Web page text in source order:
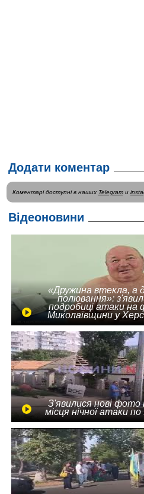
Додати коментар
Коментарі доступні в наших Telegramи
Відеоновини
«Дружина втекла, а
полювання»:
подробиці атаки на
Миколаївщини у
З'явилися нові фото
місця нічної атаки